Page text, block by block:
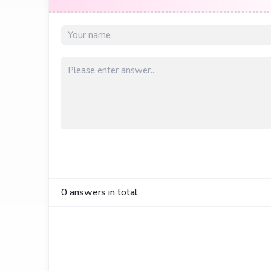
0answers in total